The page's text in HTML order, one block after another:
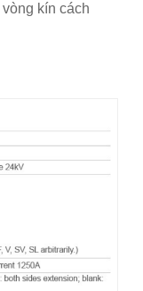
kín cách